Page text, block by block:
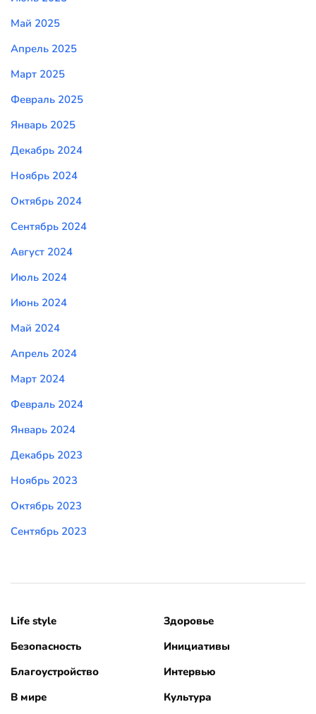
Май 2025
Апрель 2025
Март 2025
Февраль 2025
Январь 2025
Декабрь 2024
Ноябрь 2024
Октябрь 2024
Сентябрь 2024
Август 2024
Июль 2024
Июнь 2024
Май 2024
Апрель 2024
Март 2024
Февраль 2024
Январь 2024
Декабрь 2023
Ноябрь 2023
Октябрь 2023
Сентябрь 2023
Life style
Безопасность
Благоустройство
В мире
Здоровье
Инициативы
Интервью
Культура